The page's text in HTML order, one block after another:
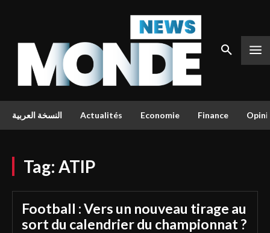
النسخة العربية Actualités Economie Finance
Tag: ATIP
Football : Vers un nouveau tirage au
sort du calendrier du championnat ?